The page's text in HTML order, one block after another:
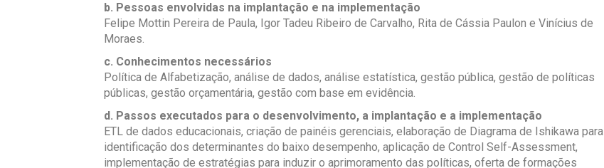
b. Pessoas envolvidas na implantação e na implementação
Felipe Mottin Pereira de Paula, Igor Tadeu Ribeiro de Carvalho, Rita de Cássia Paulon e Vinícius de
Moraes.
c. Conhecimentos necessários
Política de Alfabetização, análise de dados, análise estatística, gestão pública, gestão de políticas
públicas, gestão orçamentária, gestão com base em evidência.
d. Passos executados para o desenvolvimento, a implantação e a implementação
ETL de dados educacionais, criação de painéis gerenciais, elaboração de Diagrama de Ishikawa para
identificação dos determinantes do baixo desempenho, aplicação de Control Self-Assessment,
implementação de estratégias para induzir o aprimoramento das políticas, oferta de formações